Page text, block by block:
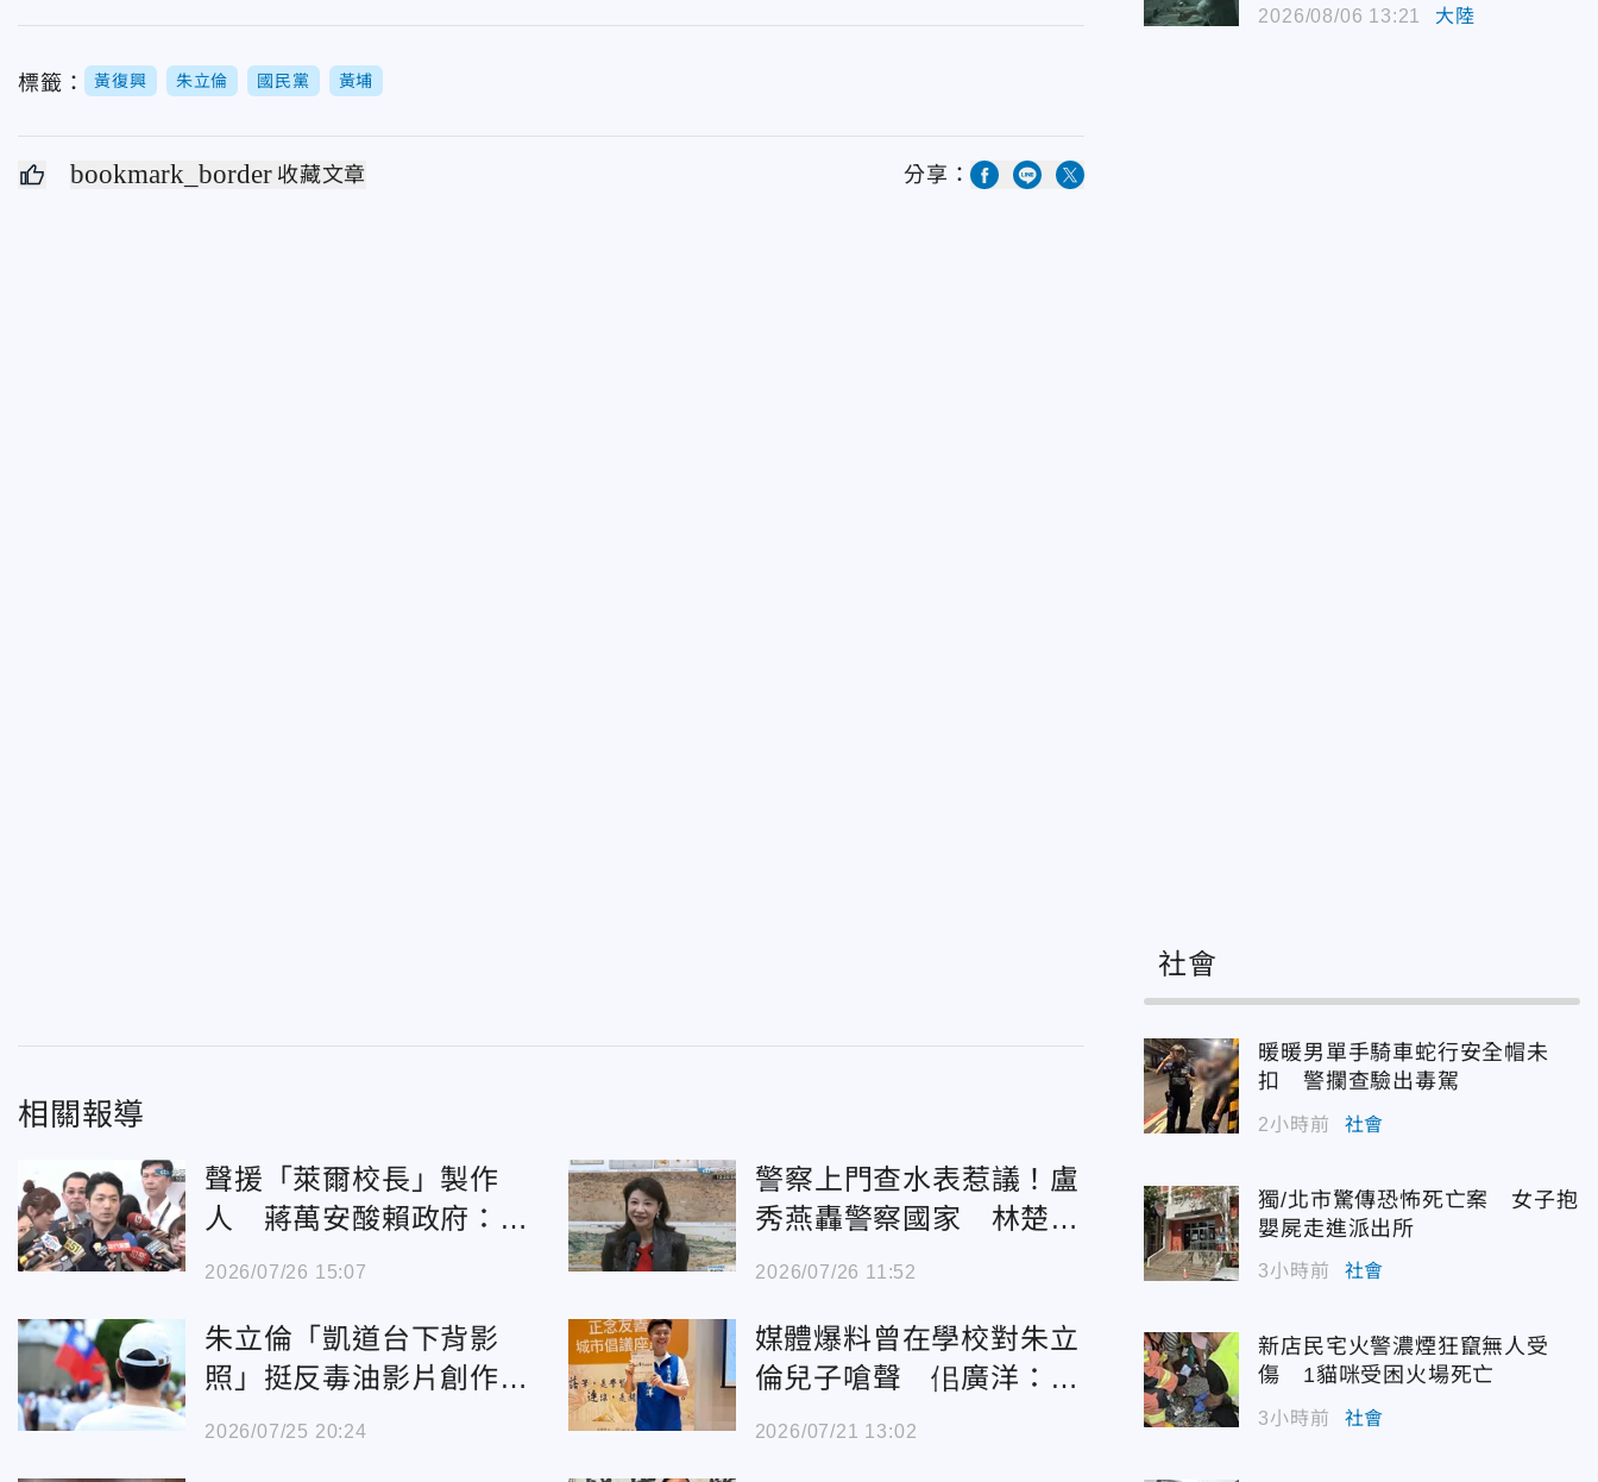
標籤： 黃復興 朱立倫 國民黨 黃埔
bookmark_border 收藏文章 分享：
相關報導
聲援「萊爾校長」製作
人 蔣萬安酸賴政府：不
查毒油卻去查水表
2026/07/26 15:07
警察上門查水表惹議！盧
秀燕轟警察國家 林楚茵
反擊
2026/07/26 11:52
朱立倫「凱道台下背影
照」挺反毒油影片創作者
韋淳祐 轟賴政府查水表
2026/07/25 20:24
媒體爆料曾在學校對朱立
倫兒子嗆聲 佀廣洋：子
虛烏有
2026/07/21 13:02
2026/08/06 13:21 大陸
社會
暖暖男單手騎車蛇行安全帽未
扣 警攔查驗出毒駕
2小時前 社會
獨/北市驚傳恐怖死亡案 女子抱
嬰屍走進派出所
3小時前 社會
新店民宅火警濃煙狂竄無人受
傷 1貓咪受困火場死亡
3小時前 社會